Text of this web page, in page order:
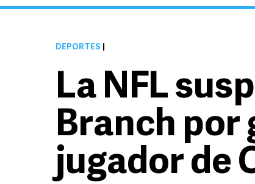
DEPORTES
La NFL
Branch por
jugador de